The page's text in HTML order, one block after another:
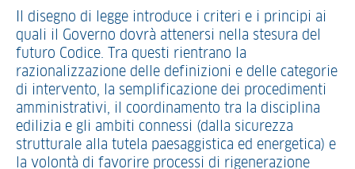
Il disegno di legge introduce i criteri e i principi ai
quali il Governo dovrà attenersi nella stesura del
futuro Codice. Tra questi rientrano la
razionalizzazione delle definizioni e delle categorie
di intervento, la semplificazione dei procedimenti
amministrativi, il coordinamento tra la disciplina
edilizia e gli ambiti connessi (dalla sicurezza
strutturale alla tutela paesaggistica ed energetica) e
la volontà di favorire processi di rigenerazione